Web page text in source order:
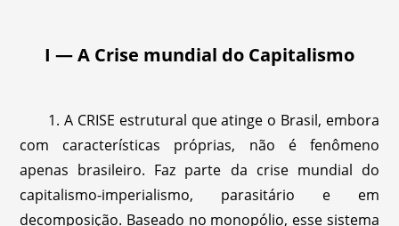
I — A Crise mundial do Capitalismo
1. A CRISE estrutural que atinge o Brasil, embora
com características próprias, não é fenômeno
apenas brasileiro. Faz parte da crise mundial do
capitalismo-imperialismo, parasitário e em
decomposição. Baseado no monopólio, esse sistema